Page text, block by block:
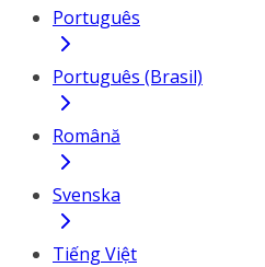
Português
Português (Brasil)
Română
Svenska
Tiếng Việt